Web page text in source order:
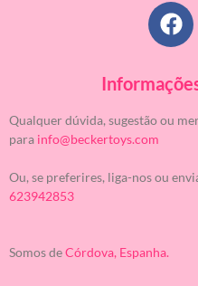
Qualquer dúvida, sugestão ou
para info@beckertoys.com
Ou, se preferires, liga-nos ou
623942853
Somos deCórdova, Espanha.